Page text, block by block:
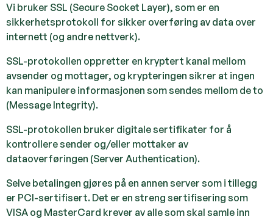
Vi bruker SSL (Secure Socket Layer), som er en
sikkerhetsprotokoll for sikker overføring av data over
internett (og andre nettverk).
SSL-protokollen oppretter en kryptert kanal mellom
avsender og mottager, og krypteringen sikrer at ingen
kan manipulere informasjonen som sendes mellom de to
(Message Integrity).
SSL-protokollen bruker digitale sertifikater for å
kontrollere sender og/eller mottaker av
dataoverføringen (Server Authentication).
Selve betalingen gjøres på en annen server som i tillegg
er PCI-sertifisert. Det er en streng sertifisering som
VISA og MasterCard krever av alle som skal samle inn